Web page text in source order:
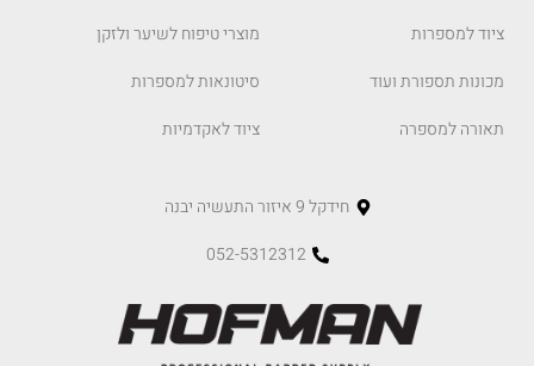
ציוד למספרות
מכונות תספורת ועוד
תאורה למספרה
מוצרי טיפוח לשיער ולזקן
סיטונאות למספרות
ציוד לאקדמיות
חידקל 9 איזור התעשיה יבנה
052-5312312